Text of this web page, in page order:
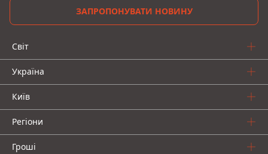
ЗАПРОПОНУВАТИ НОВИНУ
Світ
Україна
Київ
Регіони
Гроші